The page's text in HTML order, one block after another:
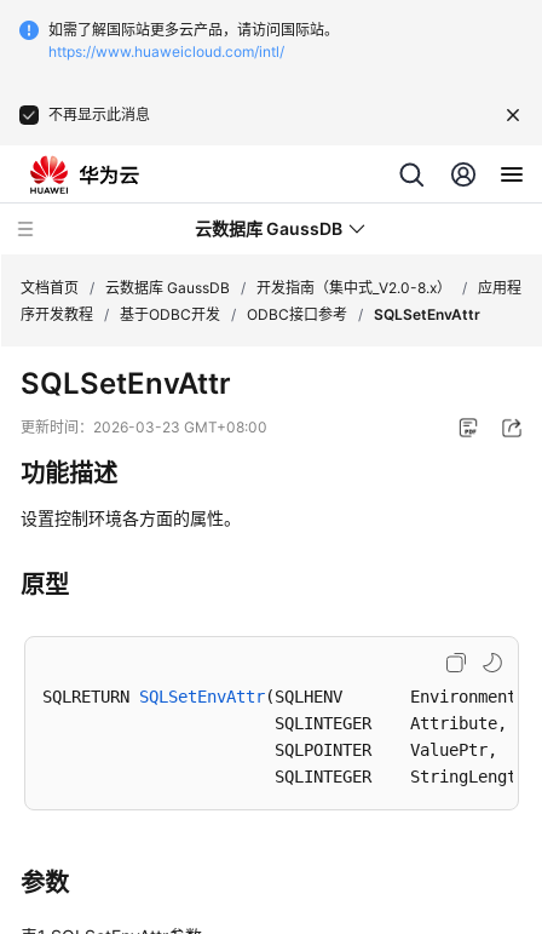
如需了解国际站更多云产品，请访问国际站。
https://www.huaweicloud.com/intl/
不再显示此消息
云数据库 GaussDB
新
动
务
告
产
介
文档首页 / 云数据库 GaussDB / 开发指南（集中式_V2.0-8.x） / 应用程
序开发教程 / 基于ODBC开发 / ODBC接口参考 / SQLSetEnvAttr
SQLSetEnvAttr
更新时间： 2026-03-23 GMT+08:00
功能描述
设置控制环境各方面的属性。
原型
SQLRETURN SQLSetEnvAttr(SQLHENV
SQLINTEGER
SQLPOINTER
                        SQLINTEGER    StringLength)
参数